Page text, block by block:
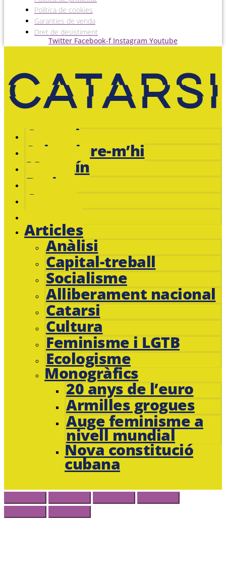
Política de cookies
Garanties de venda
Dret de desistiment
Twitter Facebook-f Instagram Youtube
Catarsi
Subscriure-m’hi
Magazín
Botiga
Cursos
Articles
Anàlisi
Capital-treball
Socialisme
Alliberament nacional
Catarsi
Cultura
Feminisme i LGTB
Ecologisme
Monogràfics
20 anys de l’euro
Armilles grogues
Auge feminisme a
nivell mundial
Nova constitució
cubana